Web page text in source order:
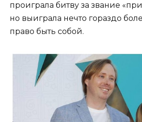
проиграла битву за звание
но выиграла нечто гораздо
право быть собой.